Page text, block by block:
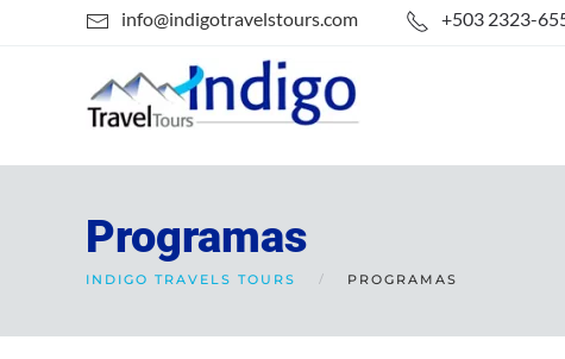
info@indigotravelstours.com +503 2323-
Programas
INDIGO TRAVELS TOURS PROGRAMAS